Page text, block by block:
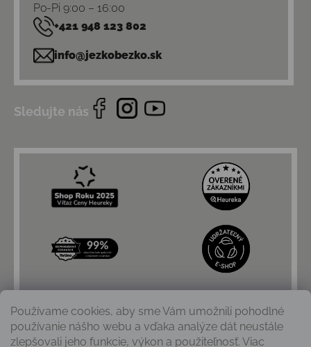
Používame cookies, aby sme Vám umožnili pohodlné
používanie nášho webu a vďaka analýze dát neustále
zlepšovali jeho funkcie, výkon a použiteľnosť. Viac
Po-Pi 9:00 – 16:00
+421 948 123 802
info@jezkobezko.sk
Sledujte nás